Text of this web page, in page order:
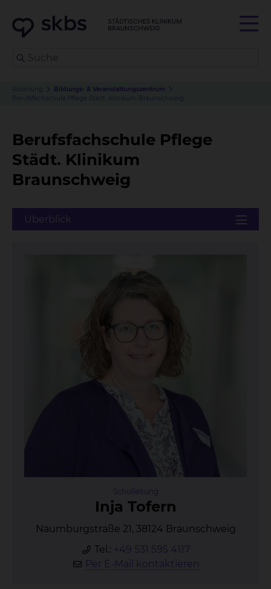
Abteilung Bildungs- & Veranstaltungszentrum
Berufsfachschule Pflege Städt. Klinikum Braunschweig
Berufsfachschule Pflege
Städt. Klinikum
Braunschweig
Schulleitung
In­ja To­fern
Naumburgstraße 21, 38124 Braunschweig
Tel.: +49 531 595 4117
Per E-Mail kontaktieren